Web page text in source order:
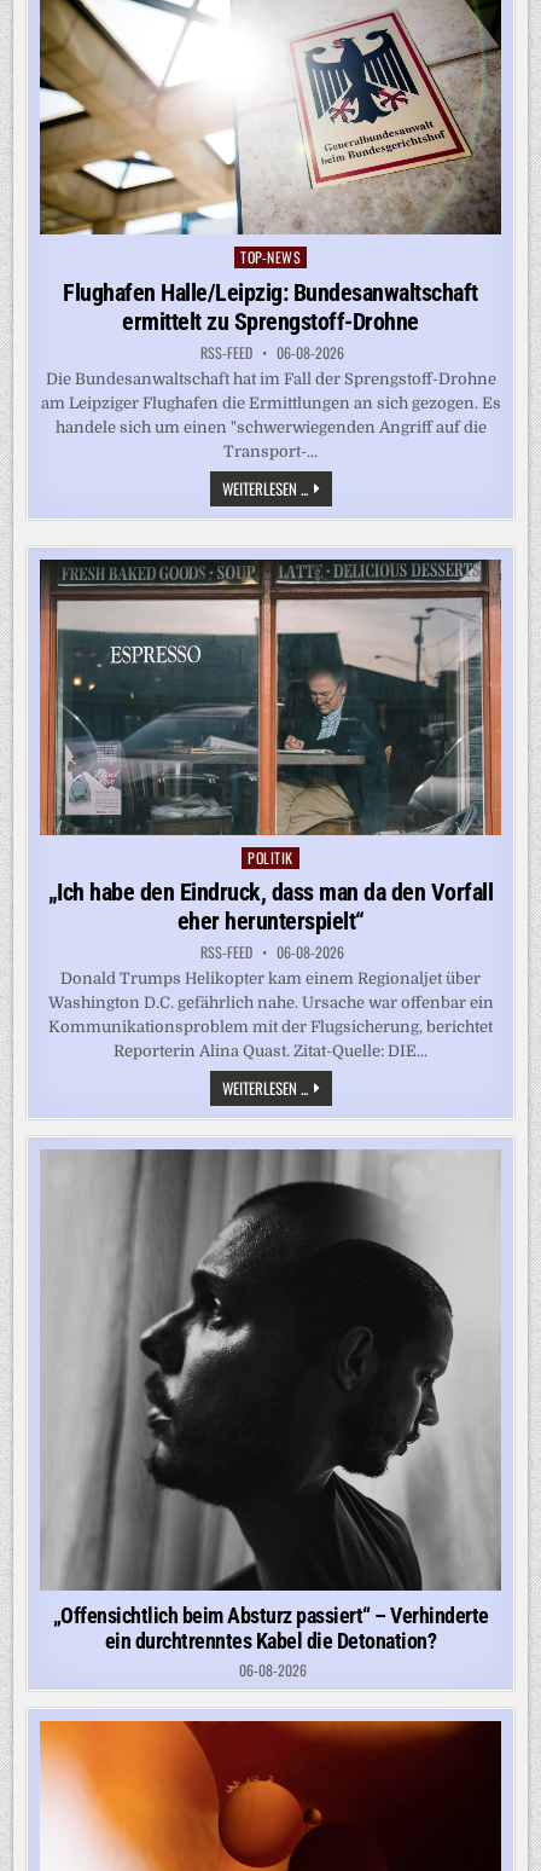
Posted
in
TOP-NEWS
Flughafen Halle/Leipzig: Bundesanwaltschaft
ermittelt zu Sprengstoff-Drohne
RSS-FEED 06-08-2026
Die Bundesanwaltschaft hat im Fall der Sprengstoff-Drohne
am Leipziger Flughafen die Ermittlungen an sich gezogen. Es
handele sich um einen "schwerwiegenden Angriff auf die
Transport-...
WEITERLESEN ... FLUGHAFEN
HALLE/LEIPZIG:
BUNDESANWALTSCHAFT
ZU
SPRENGSTOFF-
DROHNE
Posted
in
POLITIK
„Ich habe den Eindruck, dass man da den Vorfall
eher herunterspielt“
RSS-FEED 06-08-2026
Donald Trumps Helikopter kam einem Regionaljet über
Washington D.C. gefährlich nahe. Ursache war offenbar ein
Kommunikationsproblem mit der Flugsicherung, berichtet
Reporterin Alina Quast. Zitat-Quelle: DIE...
WEITERLESEN ... „ICH
HABE
DEN
EINDRUCK,
DASS
DA
HERUNTERSPIELT“
„Offensichtlich beim Absturz passiert“ – Verhinderte
ein durchtrenntes Kabel die Detonation?
06-08-2026